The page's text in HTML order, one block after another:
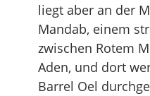
liegt aber an der
Mandab, einem
zwischen Rotem
Aden, und dort
Barrel Oel